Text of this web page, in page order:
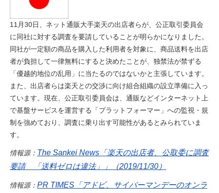
11月30日、ネット通販大手楽天の出店者らが、公正取引委員会
に同社に対する調査を要請していることが明らかになりました。
同社が一定額の商品を購入した利用者を対象に、商品送料を出店
者が負担して一律無料にすると決めたことが、独禁法が禁ずる
「優越的地位の乱用」に当たるのではないかと主張しています。
また、出店者らは楽天との交渉に向け組合組織の設立準備に入っ
ています。現在、公正取引委員会は、通販などインターネット上
で基盤サービスを運営する「プラットフォーマー」への監視・規
制を強めており、調査に乗り出す可能性があるとみられていま
す。
情報源： The Sankei News「楽天の出店者、公取委に調査
要請 「送料ゼロは違法」」（2019/11/30）
情報源： PR TIMES「アドビ、サイバーマンデーのオンラ